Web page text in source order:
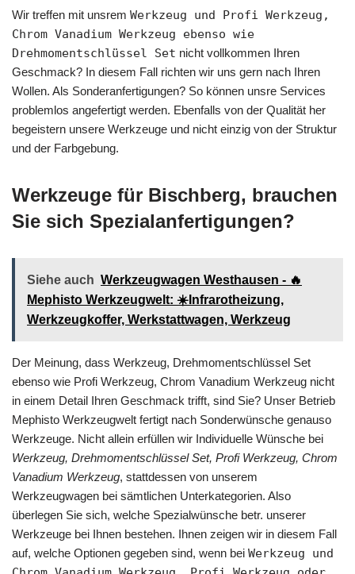
Wir treffen mit unsrem Werkzeug und Profi Werkzeug,
Chrom Vanadium Werkzeug ebenso wie
Drehmomentschlüssel Set nicht vollkommen Ihren
Geschmack? In diesem Fall richten wir uns gern nach Ihren
Wollen. Als Sonderanfertigungen? So können unsre Services
problemlos angefertigt werden. Ebenfalls von der Qualität her
begeistern unsere Werkzeuge und nicht einzig von der Struktur
und der Farbgebung.
Werkzeuge für Bischberg, brauchen
Sie sich Spezialanfertigungen?
Siehe auch Werkzeugwagen Westhausen - 🔥
Mephisto Werkzeugwelt: ☀️Infrarotheizung,
Werkzeugkoffer, Werkstattwagen, Werkzeug
Der Meinung, dass Werkzeug, Drehmomentschlüssel Set
ebenso wie Profi Werkzeug, Chrom Vanadium Werkzeug nicht
in einem Detail Ihren Geschmack trifft, sind Sie? Unser Betrieb
Mephisto Werkzeugwelt fertigt nach Sonderwünsche genauso
Werkzeuge. Nicht allein erfüllen wir Individuelle Wünsche bei
Werkzeug, Drehmomentschlüssel Set, Profi Werkzeug, Chrom
Vanadium Werkzeug, stattdessen von unserem
Werkzeugwagen bei sämtlichen Unterkategorien. Also
überlegen Sie sich, welche Spezialwünsche betr. unserer
Werkzeuge bei Ihnen bestehen. Ihnen zeigen wir in diesem Fall
auf, welche Optionen gegeben sind, wenn bei Werkzeug und